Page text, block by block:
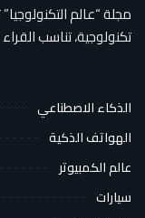
مجلة “عالم
تكنولوجية، تناسب
الذكاء الاصطناعي
الهواتف الذكية
عالم الكمبيوتر
سيارات